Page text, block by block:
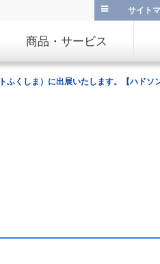
サイト
商品・サービス
くしま）に出展いたします。【ハドソ